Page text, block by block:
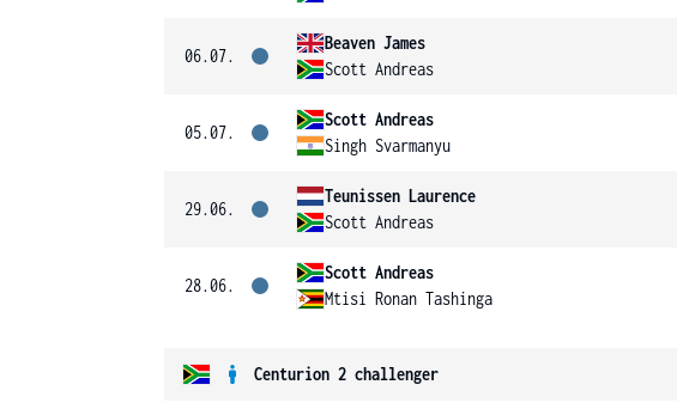
06.07.
Beaven James
Scott Andreas
05.07.
Scott Andreas
Singh Svarmanyu
29.06.
Teunissen Laurence
Scott Andreas
28.06.
Scott Andreas
Mtisi Ronan Tashinga
Centurion 2 challenger